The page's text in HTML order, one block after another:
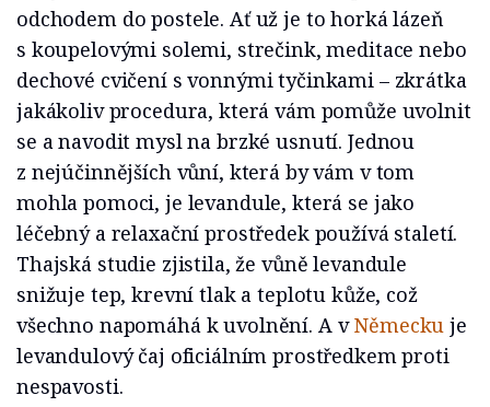
odchodem do postele. Ať už je to horká lázeň
s koupelovými solemi, strečink, meditace nebo
dechové cvičení s vonnými tyčinkami – zkrátka
jakákoliv procedura, která vám pomůže uvolnit
se a navodit mysl na brzké usnutí. Jednou
z nejúčinnějších vůní, která by vám v tom
mohla pomoci, je levandule, která se jako
léčebný a relaxační prostředek používá staletí.
Thajská studie zjistila, že vůně levandule
snižuje tep, krevní tlak a teplotu kůže, což
všechno napomáhá k uvolnění. A vNěmecku je
levandulový čaj oficiálním prostředkem proti
nespavosti.